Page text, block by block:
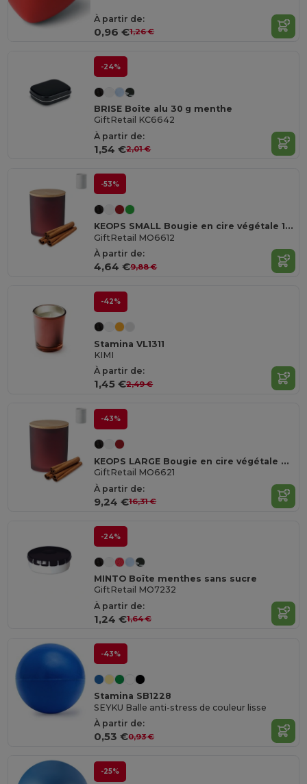
À partir de:
0,96 €1,26 €
-24%
BRISE Boîte alu 30 g menthe
GiftRetail KC6642
À partir de:
1,54 €2,01 €
-53%
KEOPS SMALL Bougie en cire végétale 120 gr
GiftRetail MO6612
À partir de:
4,64 €9,88 €
-42%
Stamina VL1311
KIMI
À partir de:
1,45 €2,49 €
-43%
KEOPS LARGE Bougie en cire végétale 280 gr
GiftRetail MO6621
À partir de:
9,24 €16,31 €
-24%
MINTO Boîte menthes sans sucre
GiftRetail MO7232
À partir de:
1,24 €1,64 €
-43%
Stamina SB1228
SEYKU Balle anti-stress de couleur lisse
À partir de:
0,53 €0,93 €
-25%